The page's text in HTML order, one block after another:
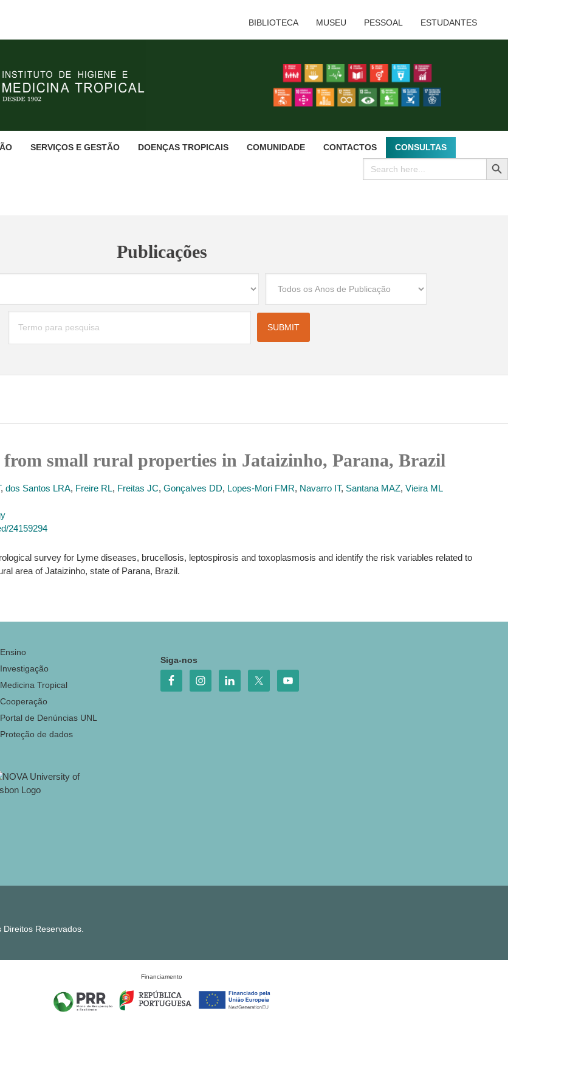
BIBLIOTECA MUSEU PESSOAL ESTUDANTES
SERVIÇOS E GESTÃO DOENÇAS TROPICAIS COMUNIDADE CONTACTOS CONSULTAS
Search
for:
SEARCH BUTTON
Publicações
from small rural properties in Jataizinho, Parana, Brazil
, dos Santos LRA, Freire RL, Freitas JC, Gonçalves DD, Lopes-Mori FMR, Navarro IT, Santana MAZ, Vieira ML
24159294
survey for Lyme diseases, brucellosis, leptospirosis and toxoplasmosis and identify the risk variables related to
area of Jataizinho, state of Parana, Brazil.
Ensino
Investigação
Medicina Tropical
Cooperação
Portal de Denúncias UNL
Proteção de dados
Siga-nos
Direitos Reservados.
Financiamento